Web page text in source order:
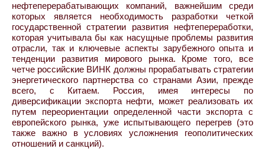
нефтеперерабатывающих компаний, важнейшим среди
которых является необходимость разработки четкой
государственной стратегии развития нефтепереработки,
которая учитывала бы как насущные проблемы развития
отрасли, так и ключевые аспекты зарубежного опыта и
тенденции развития мирового рынка. Кроме того, все
четче российские ВИНК должны прорабатывать стратегии
энергетического партнерства со странами Азии, прежде
всего, с Китаем. Россия, имея интересы по
диверсификации экспорта нефти, может реализовать их
путем переориентации определенной части экспорта с
европейского рынка, уже испытывающего перегрев (это
также важно в условиях усложнения геополитических
отношений и санкций).